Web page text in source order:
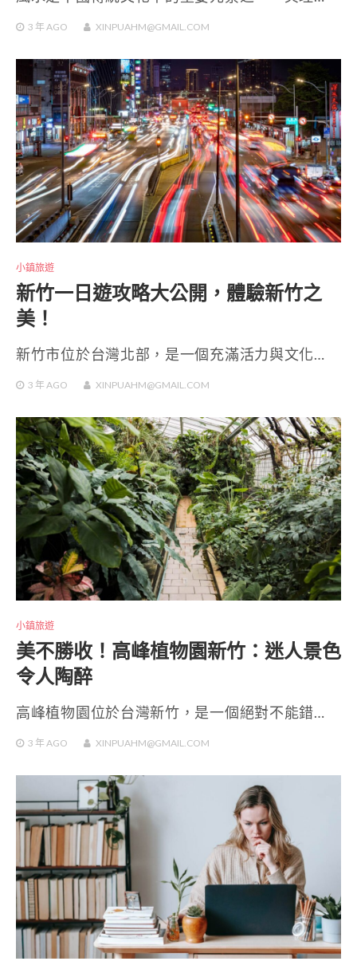
3 年AGO XINPUAHM@GMAIL.COM
小鎮旅遊
新竹一日遊攻略大公開，體驗新竹之
美！
新竹市位於台灣北部，是一個充滿活力與文化…
3 年AGO XINPUAHM@GMAIL.COM
小鎮旅遊
美不勝收！高峰植物園新竹：迷人景色
令人陶醉
高峰植物園位於台灣新竹，是一個絕對不能錯…
3 年AGO XINPUAHM@GMAIL.COM